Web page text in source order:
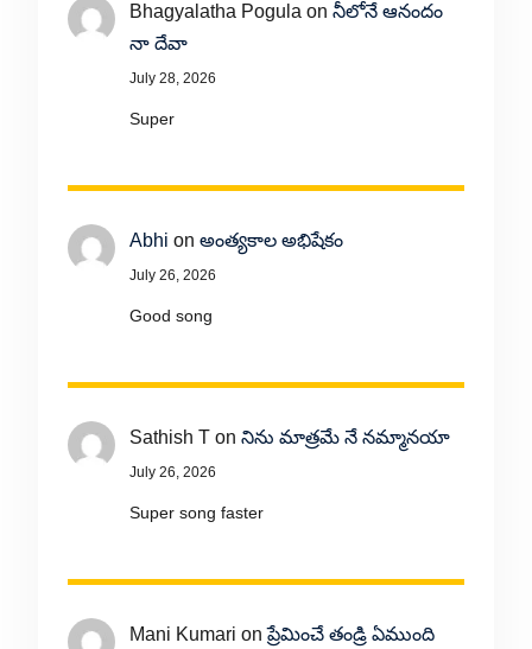
Bhagyalatha Pogula on నీలోనే ఆనందం
నా దేవా
July 28, 2026
Super
Abhi on అంత్యకాల అభిషేకం
July 26, 2026
Good song
Sathish Ton నిను మాత్రమే నే నమ్మానయా
July 26, 2026
Super song faster
Mani Kumari onప్రేమించే తండ్రి ఏముంది